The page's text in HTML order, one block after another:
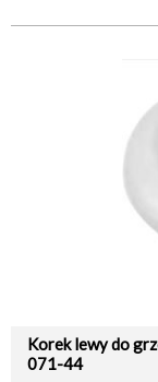
Korek lewy do
071-44